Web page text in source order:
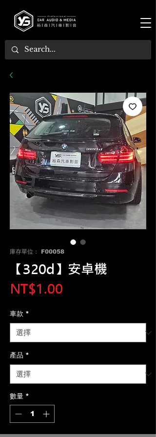
庫存單位： F00058
【320d】安卓機
NT$1.00
車款 *
產品 *
數量 *